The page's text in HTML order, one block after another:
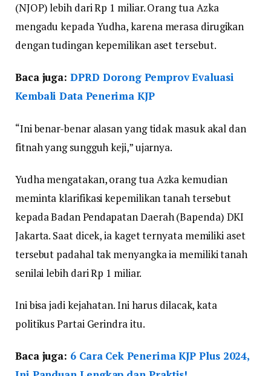
(NJOP) lebih dari Rp 1 miliar. Orang tua Azka
mengadu kepada Yudha, karena merasa dirugikan
dengan tudingan kepemilikan aset tersebut.
Baca juga:DPRD Dorong Pemprov Evaluasi
Kembali Data Penerima KJP
“Ini benar-benar alasan yang tidak masuk akal dan
fitnah yang sungguh keji,” ujarnya.
Yudha mengatakan, orang tua Azka kemudian
meminta klarifikasi kepemilikan tanah tersebut
kepada Badan Pendapatan Daerah (Bapenda) DKI
Jakarta. Saat dicek, ia kaget ternyata memiliki aset
tersebut padahal tak menyangka ia memiliki tanah
senilai lebih dari Rp 1 miliar.
Ini bisa jadi kejahatan. Ini harus dilacak, kata
politikus Partai Gerindra itu.
Baca juga: 6 Cara Cek Penerima KJP Plus 2024,